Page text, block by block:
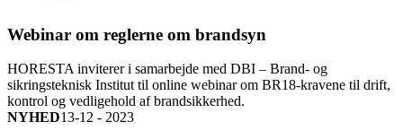
Webinar om reglerne om brandsyn
HORESTA inviterer i samarbejde med DBI – Brand- og
sikringsteknisk Institut til online webinar om BR18-kravene til drift,
kontrol og vedligehold af brandsikkerhed.
NYHED13-12 - 2023